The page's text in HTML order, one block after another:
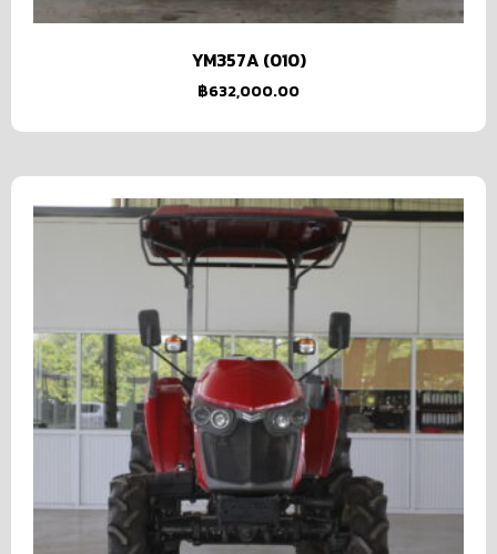
YM357A (010)
฿632,000.00